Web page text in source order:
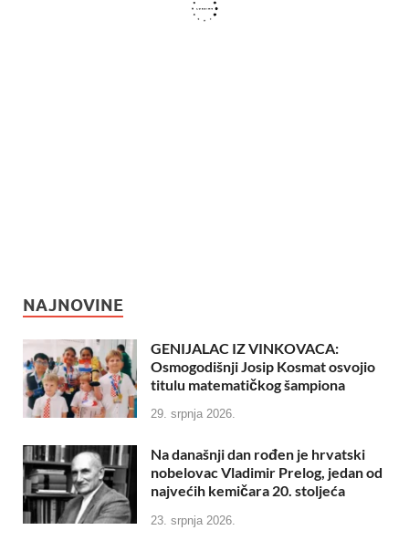
NAJNOVINE
GENIJALAC IZ VINKOVACA:
Osmogodišnji Josip Kosmat osvojio
titulu matematičkog šampiona
29. srpnja 2026.
Na današnji dan rođen je hrvatski
nobelovac Vladimir Prelog, jedan od
najvećih kemičara 20. stoljeća
23. srpnja 2026.